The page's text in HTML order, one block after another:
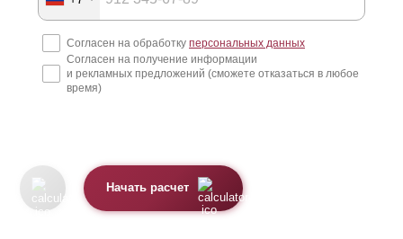
Согласен на обработку персональных данных
Согласен на получение информации
и рекламных предложений (сможете отказаться в любое
время)
Начать расчет